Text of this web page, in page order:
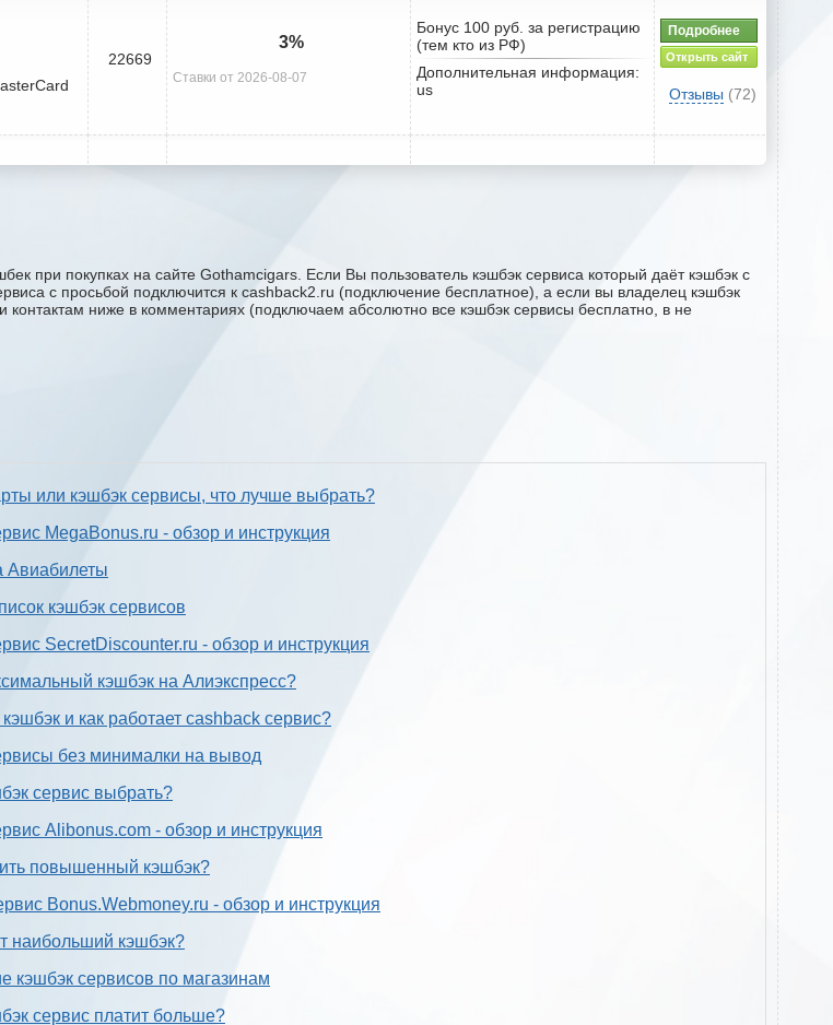
22669
3%
Ставки от 2026-08-07
Бонус 100 руб. за регистрацию
(тем кто из РФ)
Дополнительная информация:
us
Подробнее
Открыть сайт
Отзывы (72)
при покупках на сайте Gothamcigars. Если Вы пользователь кэшбэк сервиса который даёт кэшбэк с
с проcьбой подключится к cashback2.ru (подключение бесплатное), а если вы владелец кэшбэк
контактам ниже в комментариях (подключаем абсолютно все кэшбэк сервисы бесплатно, в не
или кэшбэк сервисы, что лучше выбрать?
MegaBonus.ru - обзор и инструкция
Авиабилеты
кэшбэк сервисов
SecretDiscounter.ru - обзор и инструкция
кэшбэк на Алиэкспресс?
кэшбэк и как работает cashback сервис?
без минималки на вывод
сервис выбрать?
Alibonus.com - обзор и инструкция
повышенный кэшбэк?
Bonus.Webmoney.ru - обзор и инструкция
наибольший кэшбэк?
кэшбэк сервисов по магазинам
сервис платит больше?